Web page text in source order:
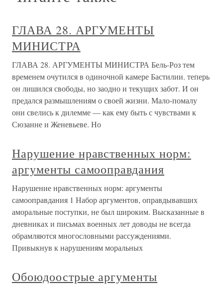
ГЛАВА 28. АРГУМЕНТЫ
МИНИСТРА
ГЛАВА 28. АРГУМЕНТЫ МИНИСТРА Бель-Роз тем
временем очутился в одиночной камере Бастилии. теперь
он лишился свободы, но заодно и текущих забот. И он
предался размышлениям о своей жизни. Мало-помалу
они свелись к дилемме — как ему быть с чувствами к
Сюзанне и Женевьеве. Но
Нарушение нравственных норм:
аргументы самооправдания
Нарушение нравственных норм: аргументы
самооправдания 1 Набор аргументов, оправдывавших
аморальные поступки, не был широким. Высказанные в
дневниках и письмах военных лет доводы не всегда
обрамляются многословными рассуждениями.
Привыкнув к нарушениям моральных
Обоюдоострые аргументы